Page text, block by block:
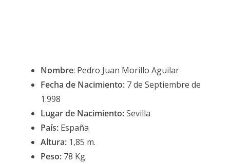
Nombre: Pedro Juan Morillo Aguilar
Fecha de Nacimiento: 7 de Septiembre de
1.998
Lugar de Nacimiento:Sevilla
País: España
Altura: 1,85 m.
Peso: 78 Kg.